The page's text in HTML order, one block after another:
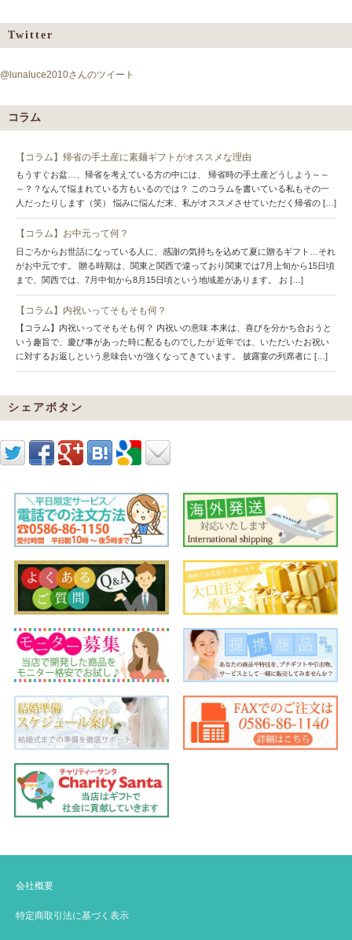
Twitter
@lunaluce2010さんのツイート
コラム
【コラム】帰省の手土産に素麺ギフトがオススメな理由
もうすぐお盆…、帰省を考えている方の中には、 帰省時の手土産どうしよう～～
～？？なんて悩まれている方もいるのでは？ このコラムを書いている私もその一
人だったりします（笑） 悩みに悩んだ末、私がオススメさせていただく帰省の […]
【コラム】お中元って何？
日ごろからお世話になっている人に、感謝の気持ちを込めて夏に贈るギフト…それ
がお中元です。 贈る時期は、関東と関西で違っており関東では7月上旬から15日頃
まで、関西では、7月中旬から8月15日頃という地域差があります。 お […]
【コラム】内祝いってそもそも何？
【コラム】内祝いってそもそも何？ 内祝いの意味 本来は、喜びを分かち合おうと
いう趣旨で、慶び事があった時に配るものでしたが 近年では、いただいたお祝い
に対するお返しという意味合いが強くなってきています。 披露宴の列席者に […]
シェアボタン
会社概要
特定商取引法に基づく表示